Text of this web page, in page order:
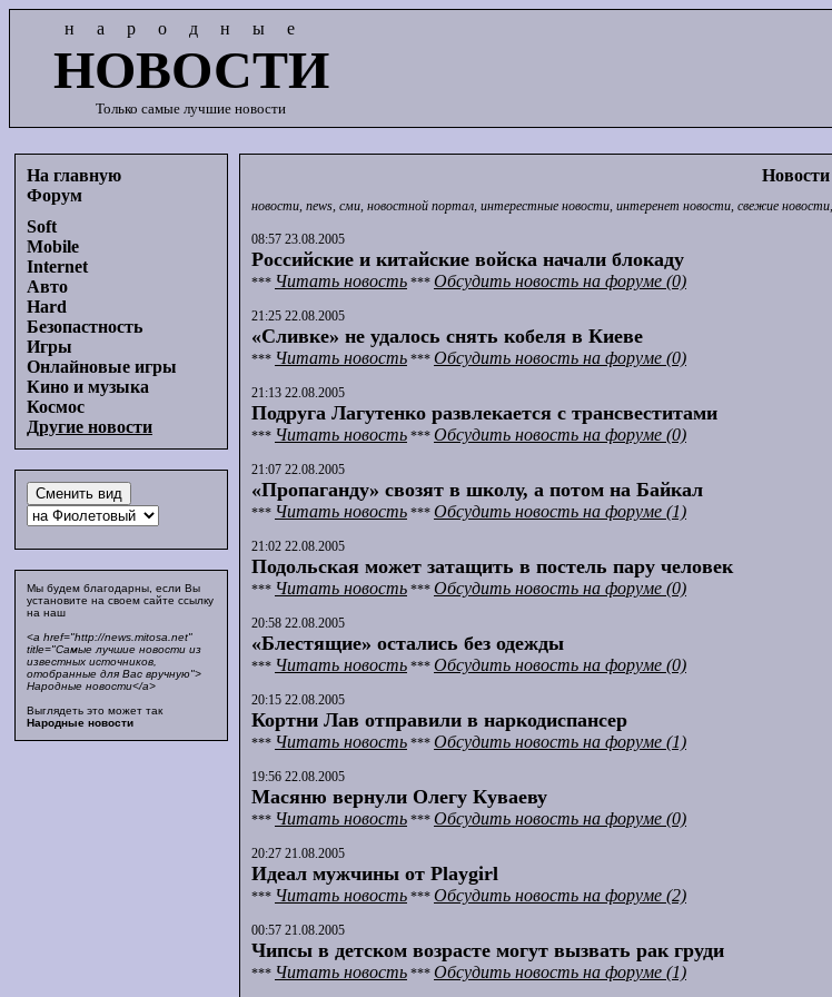
народные
НОВОСТИ
Только самые лучшие новости
На главную
Форум
Soft
Mobile
Internet
Авто
Hard
Безопастность
Игры
Онлайновые игры
Кино и музыка
Космос
Другие новости
Мы будем благодарны, если Вы
установите на своем сайте ссылку
на наш
<a href="http://news.mitosa.net"
title="Самые лучшие новости из
известных источников,
отобранные для Вас вручную">
Народные новости</a>
Выглядеть это может так
Народные новости
новости, news, сми, новостной портал, интерестные новости, интеренет новости, свежие
08:57 23.08.2005
Российские и китайские войска начали блокаду
*** Читать новость *** Обсудить новость на форуме (0)
21:25 22.08.2005
«Сливке» не удалось снять кобеля в Киеве
*** Читать новость *** Обсудить новость на форуме (0)
21:13 22.08.2005
Подруга Лагутенко развлекается с трансвеститами
*** Читать новость *** Обсудить новость на форуме (0)
21:07 22.08.2005
«Пропаганду» свозят в школу, а потом на Байкал
*** Читать новость *** Обсудить новость на форуме (1)
21:02 22.08.2005
Подольская может затащить в постель пару человек
*** Читать новость *** Обсудить новость на форуме (0)
20:58 22.08.2005
«Блестящие» остались без одежды
*** Читать новость *** Обсудить новость на форуме (0)
20:15 22.08.2005
Кортни Лав отправили в наркодиспансер
*** Читать новость *** Обсудить новость на форуме (1)
19:56 22.08.2005
Масяню вернули Олегу Куваеву
*** Читать новость *** Обсудить новость на форуме (0)
20:27 21.08.2005
Идеал мужчины от Playgirl
*** Читать новость *** Обсудить новость на форуме (2)
00:57 21.08.2005
Чипсы в детском возрасте могут вызвать рак груди
*** Читать новость *** Обсудить новость на форуме (1)